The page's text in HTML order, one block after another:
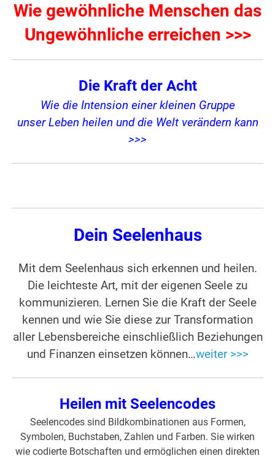
Wie gewöhnliche Menschen das
Ungewöhnliche erreichen >>>
Die Kraft der Acht
Wie die Intension einer kleinen Gruppe
unser Leben heilen und die Welt verändern kann
>>>
Dein Seelenhaus
Mit dem Seelenhaus sich erkennen und heilen.
Die leichteste Art, mit der eigenen Seele zu
kommunizieren. Lernen Sie die Kraft der Seele
kennen und wie Sie diese zur Transformation
aller Lebensbereiche einschließlich Beziehungen
und Finanzen einsetzen können…weiter >>>
Heilen mit Seelencodes
Seelencodes sind Bildkombinationen aus Formen,
Symbolen, Buchstaben, Zahlen und Farben. Sie wirken
wie codierte Botschaften und ermöglichen einen direkten